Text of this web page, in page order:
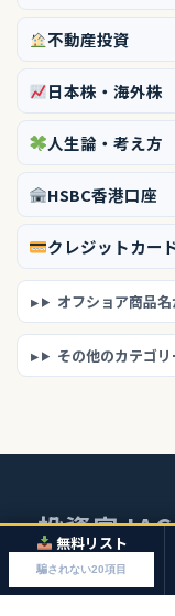
不動産投資
日本株・海外株
人生論・考え方
HSBC香港口座
クレジットカー
オフショア商品
その他のカテゴリ
無料リスト
騙されない20項目
投資家
© 2026